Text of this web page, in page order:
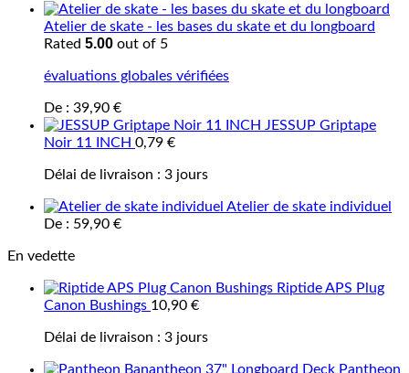
Atelier de skate - les bases du skate et du longboard
Rated 5.00 out of 5
évaluations globales vérifiées
De : 39,90 €
JESSUP Griptape
Noir 11 INCH 0,79 €
Délai de livraison : 3 jours
Atelier de skate individuel
De : 59,90 €
En vedette
Riptide APS Plug
Canon Bushings 10,90 €
Délai de livraison : 3 jours
Pantheon